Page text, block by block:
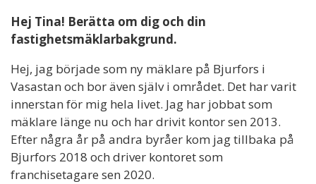
Hej Tina! Berätta om dig och din
fastighetsmäklarbakgrund.
Hej, jag började som ny mäklare på Bjurfors i
Vasastan och bor även själv i området. Det har varit
innerstan för mig hela livet. Jag har jobbat som
mäklare länge nu och har drivit kontor sen 2013.
Efter några år på andra byråer kom jag tillbaka på
Bjurfors 2018 och driver kontoret som
franchisetagare sen 2020.